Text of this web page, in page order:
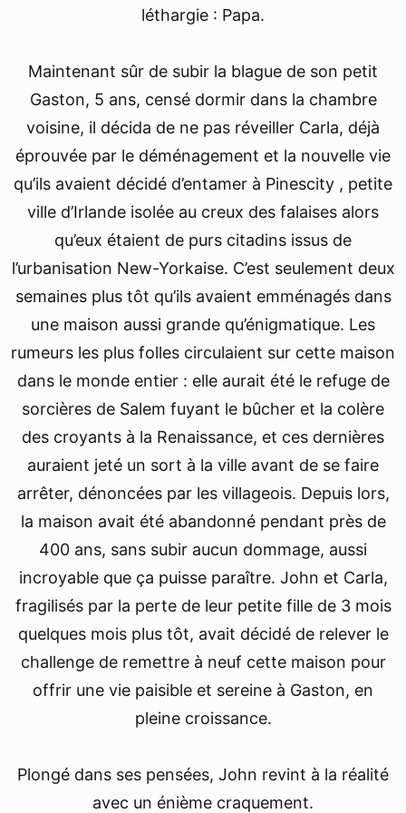
léthargie : Papa.
Maintenant sûr de subir la blague de son petit
Gaston, 5 ans, censé dormir dans la chambre
voisine, il décida de ne pas réveiller Carla, déjà
éprouvée par le déménagement et la nouvelle vie
qu’ils avaient décidé d’entamer à Pinescity , petite
ville d’Irlande isolée au creux des falaises alors
qu’eux étaient de purs citadins issus de
l’urbanisation New-Yorkaise. C’est seulement deux
semaines plus tôt qu’ils avaient emménagés dans
une maison aussi grande qu’énigmatique. Les
rumeurs les plus folles circulaient sur cette maison
dans le monde entier : elle aurait été le refuge de
sorcières de Salem fuyant le bûcher et la colère
des croyants à la Renaissance, et ces dernières
auraient jeté un sort à la ville avant de se faire
arrêter, dénoncées par les villageois. Depuis lors,
la maison avait été abandonné pendant près de
400 ans, sans subir aucun dommage, aussi
incroyable que ça puisse paraître. John et Carla,
fragilisés par la perte de leur petite fille de 3 mois
quelques mois plus tôt, avait décidé de relever le
challenge de remettre à neuf cette maison pour
offrir une vie paisible et sereine à Gaston, en
pleine croissance.
Plongé dans ses pensées, John revint à la réalité
avec un énième craquement.